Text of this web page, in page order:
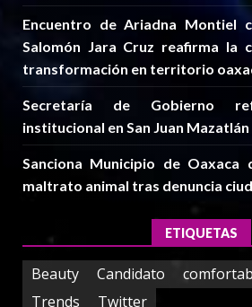
Encuentro de Ariadna Montiel
Salomón Jara Cruz reafirma la
transformación en territorio
Secretaría de Gobierno
institucional en San Juan Mazatlán
Sanciona Municipio de Oaxaca
maltrato animal tras denuncia
ETIQUETAS
Beauty Candidato
Trends
Twitter